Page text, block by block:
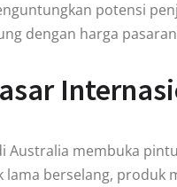
potensi
dengan harga
Australia membuka
lama berselang,